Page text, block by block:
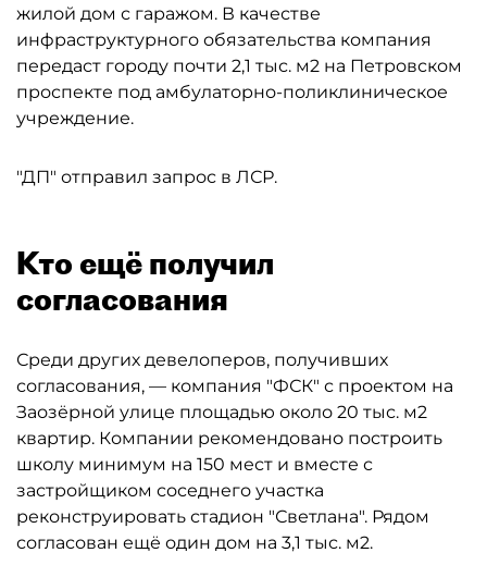
жилой дом с гаражом. В качестве
инфраструктурного обязательства компания
передаст городу почти 2,1 тыс. м2 на Петровском
проспекте под амбулаторно-поликлиническое
учреждение.
"ДП" отправил запрос в ЛСР.
Кто ещё получил
согласования
Среди других девелоперов, получивших
согласования, — компания "ФСК" с проектом на
Заозёрной улице площадью около 20 тыс. м2
квартир. Компании рекомендовано построить
школу минимум на 150 мест и вместе с
застройщиком соседнего участка
реконструировать стадион "Светлана". Рядом
согласован ещё один дом на 3,1 тыс. м2.